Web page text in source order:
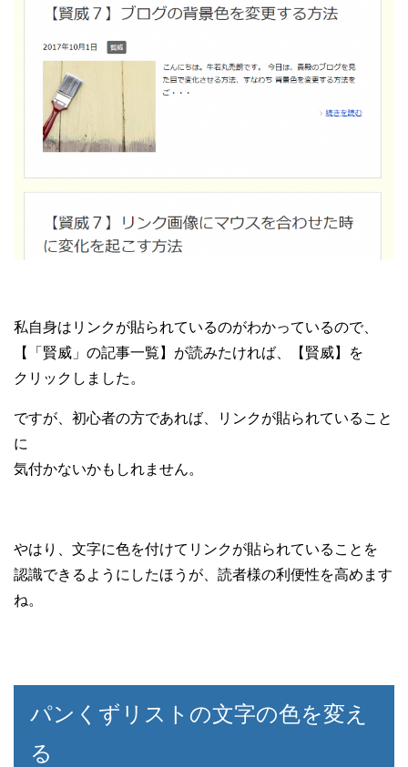
私自身はリンクが貼られているのがわかっているので、
【「賢威」の記事一覧】が読みたければ、【賢威】を
クリックしました。
ですが、初心者の方であれば、リンクが貼られていること
に
気付かないかもしれません。
やはり、文字に色を付けてリンクが貼られていることを
認識できるようにしたほうが、読者様の利便性を高めます
ね。
パンくずリストの文字の色を変え
る